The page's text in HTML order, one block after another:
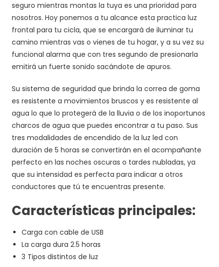
seguro mientras montas la tuya es una prioridad para
nosotros. Hoy ponemos a tu alcance esta practica luz
frontal para tu cicla, que se encargará de iluminar tu
camino mientras vas o vienes de tu hogar, y a su vez su
funcional alarma que con tres segundo de presionarla
emitirá un fuerte sonido sacándote de apuros.
Su sistema de seguridad que brinda la correa de goma
es resistente a movimientos bruscos y es resistente al
agua lo que lo protegerá de la lluvia o de los inoportunos
charcos de agua que puedes encontrar a tu paso. Sus
tres modalidades de encendido de la luz led con
duración de 5 horas se convertirán en el acompañante
perfecto en las noches oscuras o tardes nubladas, ya
que su intensidad es perfecta para indicar a otros
conductores que tú te encuentras presente.
Características principales:
Carga con cable de USB
La carga dura 2.5 horas
3 Tipos distintos de luz